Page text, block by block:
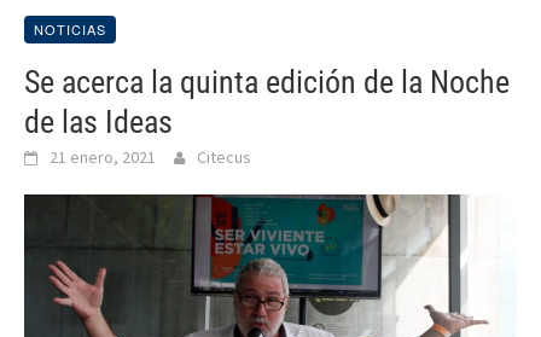
NOTICIAS
Se acerca la quinta edición de la Noche
de las Ideas
21 enero, 2021 Citecus